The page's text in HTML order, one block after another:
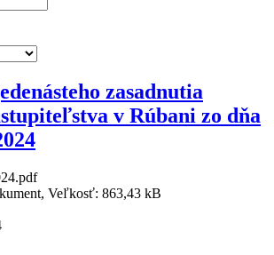
zasadnutia
v Rúbani zo dňa
Veľkosť: 863,43 kB